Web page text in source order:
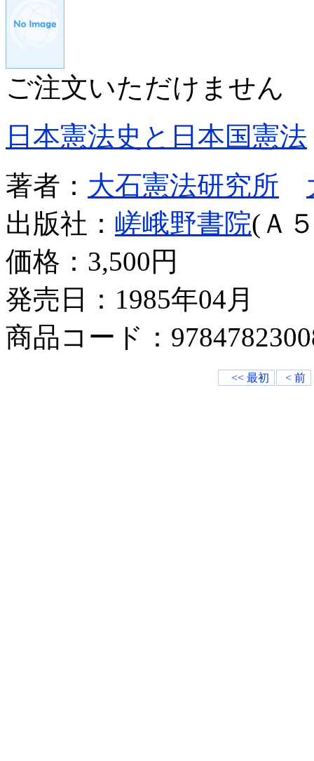
ご注文いただけません
日本憲法史と日本国憲法
著者： 大石憲法研究所
出版社： 嵯峨野書院(Ａ
価格： 3,500円
発売日：1985年04月
商品コード：
<< 最初 < 前